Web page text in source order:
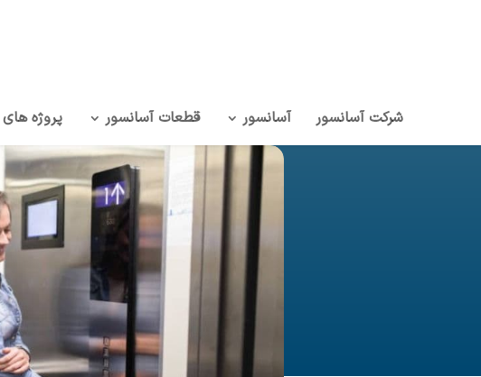
شرکت آسانسور آسانسور قطعات آسانسور پروژه‌